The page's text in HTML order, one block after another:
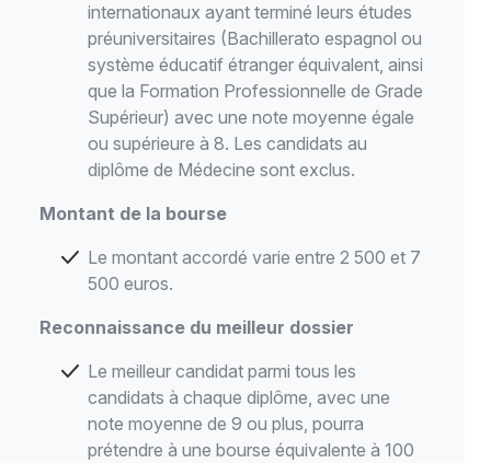
internationaux ayant terminé leurs études
préuniversitaires (Bachillerato espagnol ou
système éducatif étranger équivalent, ainsi
que la Formation Professionnelle de Grade
Supérieur) avec une note moyenne égale
ou supérieure à 8. Les candidats au
diplôme de Médecine sont exclus.
Montant de la bourse
Le montant accordé varie entre 2 500 et 7
500 euros.
Reconnaissance du meilleur dossier
Le meilleur candidat parmi tous les
candidats à chaque diplôme, avec une
note moyenne de 9 ou plus, pourra
prétendre à une bourse équivalente à 100